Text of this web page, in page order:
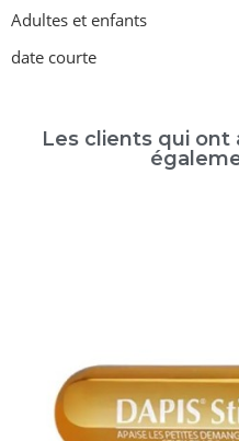
Adultes et enfants
date courte
Les clients qui